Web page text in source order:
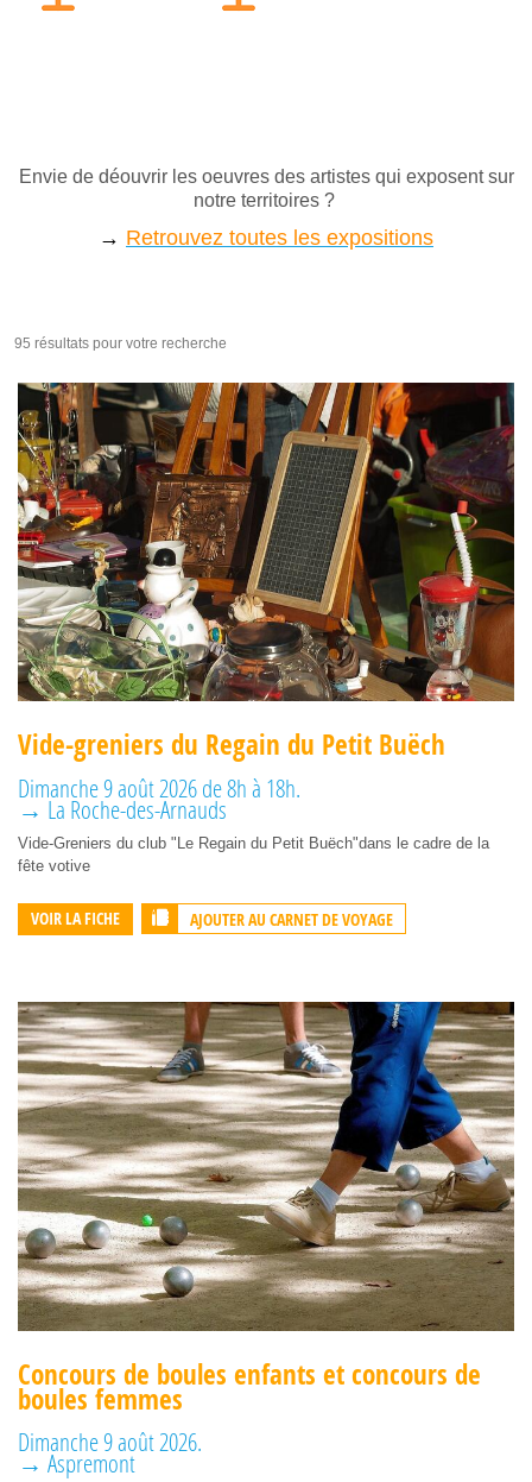
Envie de déouvrir les oeuvres des artistes qui exposent sur
notre territoires ?
→ Retrouvez toutes les expositions
95 résultats pour votre recherche
Vide-greniers du Regain du Petit Buëch
Dimanche 9 août 2026 de 8h à 18h.
→ La Roche-des-Arnauds
Vide-Greniers du club "Le Regain du Petit Buëch"dans le cadre de la
fête votive
VOIR LA FICHE AJOUTER AU CARNET DE VOYAGE
Concours de boules enfants et concours de
boules femmes
Dimanche 9 août 2026.
→ Aspremont